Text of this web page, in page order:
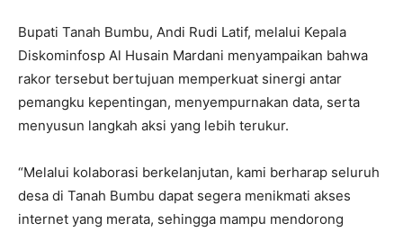
Bupati Tanah Bumbu, Andi Rudi Latif, melalui Kepala
Diskominfosp Al Husain Mardani menyampaikan bahwa
rakor tersebut bertujuan memperkuat sinergi antar
pemangku kepentingan, menyempurnakan data, serta
menyusun langkah aksi yang lebih terukur.
“Melalui kolaborasi berkelanjutan, kami berharap seluruh
desa di Tanah Bumbu dapat segera menikmati akses
internet yang merata, sehingga mampu mendorong